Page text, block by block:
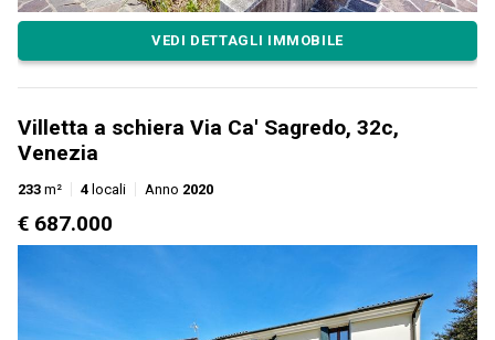
VEDI DETTAGLI IMMOBILE
Villetta a schiera Via Ca' Sagredo, 32c,
Venezia
233 m² 4 locali Anno 2020
€ 687.000